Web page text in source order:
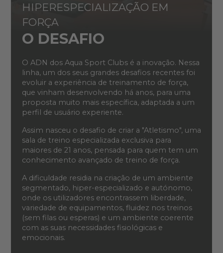
HIPERESPECIALIZAÇÃO EM
FORÇA
O DESAFIO
O ADN dos Aqua Sport Clubs é a inovação. Nessa
linha, um dos seus grandes desafios recentes foi
evoluir a experiência de treinamento de força,
que vinham desenvolvendo há anos, para uma
proposta muito mais específica, adaptada a um
perfil de usuário experiente.
Assim nasceu o desafio de criar a "Atletismo", uma
sala de treino especializada exclusiva para
maiores de 21 anos, pensada para quem tem um
conhecimento avançado de treino de força.
A dificuldade residia na criação de um ambiente
segmentado, hiper-especializado e autónomo,
onde os utilizadores encontrassem liberdade,
variedade de equipamentos, fluidez nos treinos
(sem filas ou esperas) e um ambiente coerente
com as suas necessidades fisiológicas e
emocionais.